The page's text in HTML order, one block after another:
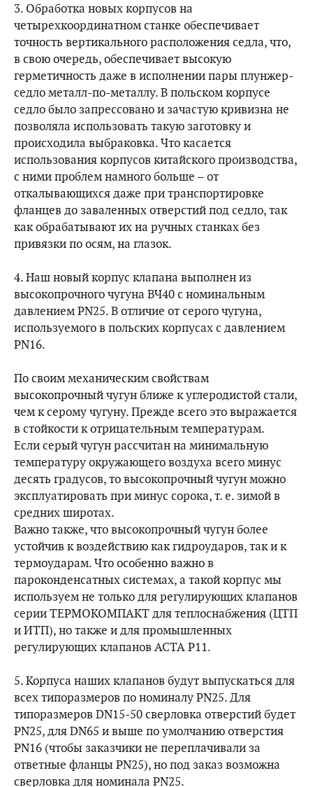
3. Обработка новых корпусов на
четырехкоординатном станке обеспечивает
точность вертикального расположения седла, что,
в свою очередь, обеспечивает высокую
герметичность даже в исполнении пары плунжер-
седло металл-по-металлу. В польском корпусе
седло было запрессовано и зачастую кривизна не
позволяла использовать такую заготовку и
происходила выбраковка. Что касается
использования корпусов китайского производства,
с ними проблем намного больше – от
откалывающихся даже при транспортировке
фланцев до заваленных отверстий под седло, так
как обрабатывают их на ручных станках без
привязки по осям, на глазок.
4. Наш новый корпус клапана выполнен из
высокопрочного чугуна ВЧ40 с номинальным
давлением PN25. В отличие от серого чугуна,
используемого в польских корпусах с давлением
PN16.
По своим механическим свойствам
высокопрочный чугун ближе к углеродистой стали,
чем к серому чугуну. Прежде всего это выражается
в стойкости к отрицательным температурам.
Если серый чугун рассчитан на минимальную
температуру окружающего воздуха всего минус
десять градусов, то высокопрочный чугун можно
эксплуатировать при минус сорока, т. е. зимой в
средних широтах.
Важно также, что высокопрочный чугун более
устойчив к воздействию как гидроударов, так и к
термоударам. Что особенно важно в
пароконденсатных системах, а такой корпус мы
используем не только для регулирующих клапанов
серии ТЕРМОКОМПАКТ для теплоснабжения (ЦТП
и ИТП), но также и для промышленных
регулирующих клапанов АСТА Р11.
5. Корпуса наших клапанов будут выпускаться для
всех типоразмеров по номиналу PN25. Для
типоразмеров DN15-50 сверловка отверстий будет
PN25, для DN65 и выше по умолчанию отверстия
PN16 (чтобы заказчики не переплачивали за
ответные фланцы PN25), но под заказ возможна
сверловка для номинала PN25.